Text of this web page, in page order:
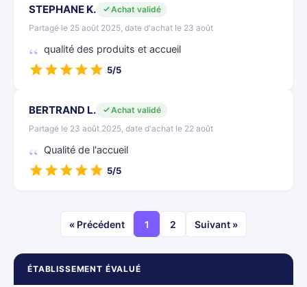
ÉTABLISSEMENT ÉVALUÉ
STEPHANE K.
Achat validé
Partagé le 25 août 2025, date d'achat le 23 août
qualité des produits et accueil
5/5
BERTRAND L.
Achat validé
Partagé le 23 août 2025, date d'achat le 22 août
Qualité de l'accueil
5/5
« Précédent 1 2 Suivant »